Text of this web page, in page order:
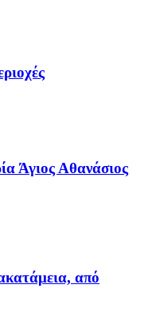
Άγιος Αθανάσιος
από